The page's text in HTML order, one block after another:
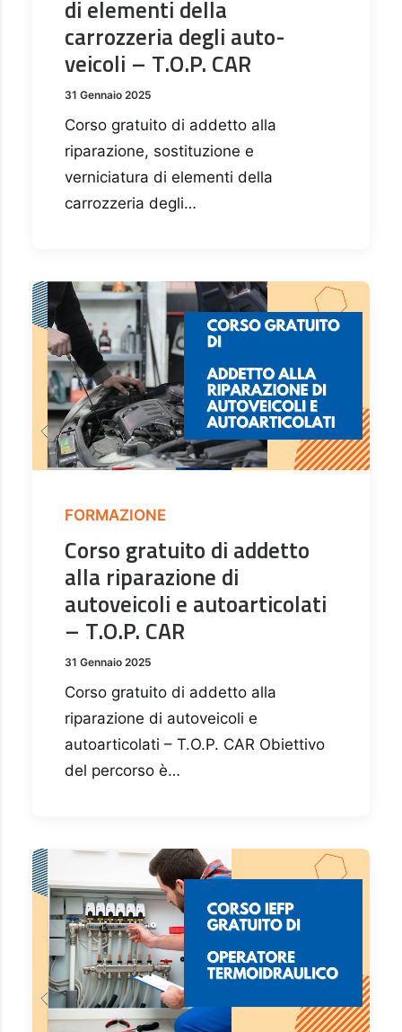
di elementi della
carrozzeria degli auto-
veicoli – T.O.P. CAR
31 Gennaio 2025
Corso gratuito di addetto alla
riparazione, sostituzione e
verniciatura di elementi della
carrozzeria degli…
FORMAZIONE
Corso gratuito di addetto
alla riparazione di
autoveicoli e autoarticolati
– T.O.P. CAR
31 Gennaio 2025
Corso gratuito di addetto alla
riparazione di autoveicoli e
autoarticolati – T.O.P. CAR Obiettivo
del percorso è…